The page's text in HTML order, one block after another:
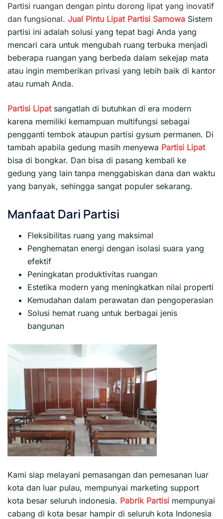
Partisi ruangan dengan pintu dorong lipat yang inovatif
dan fungsional. Jual Pintu Lipat Partisi Samowa Sistem
partisi ini adalah solusi yang tepat bagi Anda yang
mencari cara untuk mengubah ruang terbuka menjadi
beberapa ruangan yang berbeda dalam sekejap mata
atau ingin memberikan privasi yang lebih baik di kantor
atau rumah Anda.
Partisi Lipatsangatlah di butuhkan di era modern
karena memiliki kemampuan multifungsi sebagai
pengganti tembok ataupun partisi gysum permanen. Di
tambah apabila gedung masih menyewa Partisi Lipat
bisa di bongkar. Dan bisa di pasang kembali ke
gedung yang lain tanpa menggabiskan dana dan waktu
yang banyak, sehingga sangat populer sekarang.
Manfaat Dari Partisi
Fleksibilitas ruang yang maksimal
Penghematan energi dengan isolasi suara yang
efektif
Peningkatan produktivitas ruangan
Estetika modern yang meningkatkan nilai properti
Kemudahan dalam perawatan dan pengoperasian
Solusi hemat ruang untuk berbagai jenis
bangunan
Kami siap melayani pemasangan dan pemesanan luar
kota dan luar pulau, mempunyai marketing support
kota besar seluruh indonesia. Pabrik Partisi mempunyai
cabang di kota besar hampir di seluruh kota Indonesia